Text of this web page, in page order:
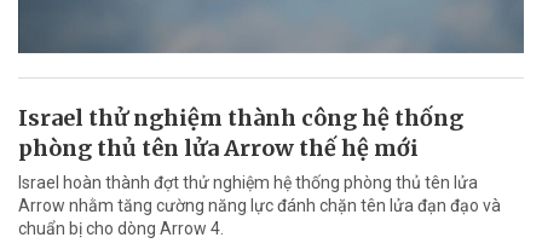
Israel thử nghiệm thành công hệ thống
phòng thủ tên lửa Arrow thế hệ mới
Israel hoàn thành đợt thử nghiệm hệ thống phòng thủ tên lửa
Arrow nhằm tăng cường năng lực đánh chặn tên lửa đạn đạo và
chuẩn bị cho dòng Arrow 4.